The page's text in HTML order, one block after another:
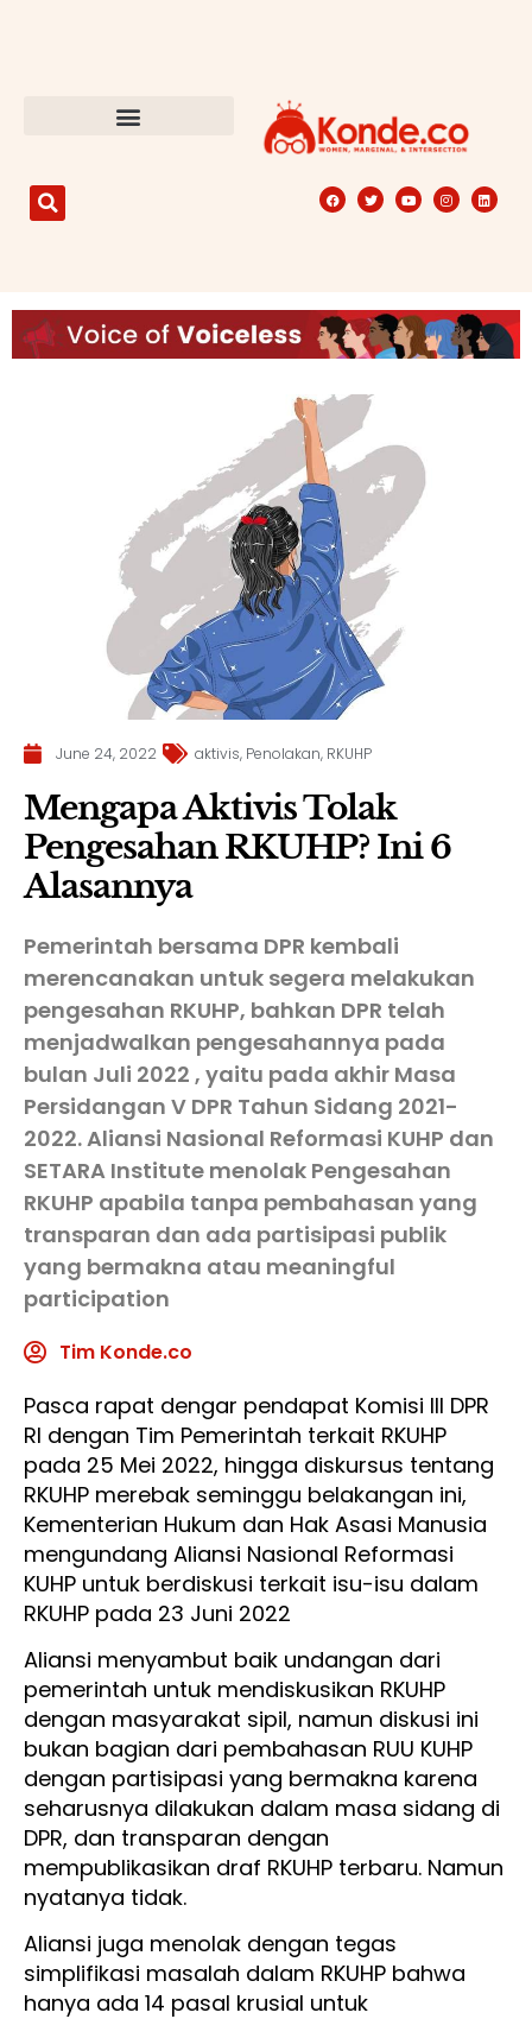
June 24, 2022 aktivis, Penolakan, RKUHP
Mengapa Aktivis Tolak
Pengesahan RKUHP? Ini 6
Alasannya
Pemerintah bersama DPR kembali
merencanakan untuk segera melakukan
pengesahan RKUHP, bahkan DPR telah
menjadwalkan pengesahannya pada
bulan Juli 2022 , yaitu pada akhir Masa
Persidangan V DPR Tahun Sidang 2021-
2022. Aliansi Nasional Reformasi KUHP dan
SETARA Institute menolak Pengesahan
RKUHP apabila tanpa pembahasan yang
transparan dan ada partisipasi publik
yang bermakna atau meaningful
participation
Tim Konde.co
Pasca rapat dengar pendapat Komisi III DPR
RI dengan Tim Pemerintah terkait RKUHP
pada 25 Mei 2022, hingga diskursus tentang
RKUHP merebak seminggu belakangan ini,
Kementerian Hukum dan Hak Asasi Manusia
mengundang Aliansi Nasional Reformasi
KUHP untuk berdiskusi terkait isu-isu dalam
RKUHP pada 23 Juni 2022
Aliansi menyambut baik undangan dari
pemerintah untuk mendiskusikan RKUHP
dengan masyarakat sipil, namun diskusi ini
bukan bagian dari pembahasan RUU KUHP
dengan partisipasi yang bermakna karena
seharusnya dilakukan dalam masa sidang di
DPR, dan transparan dengan
mempublikasikan draf RKUHP terbaru. Namun
nyatanya tidak.
Aliansi juga menolak dengan tegas
simplifikasi masalah dalam RKUHP bahwa
hanya ada 14 pasal krusial untuk